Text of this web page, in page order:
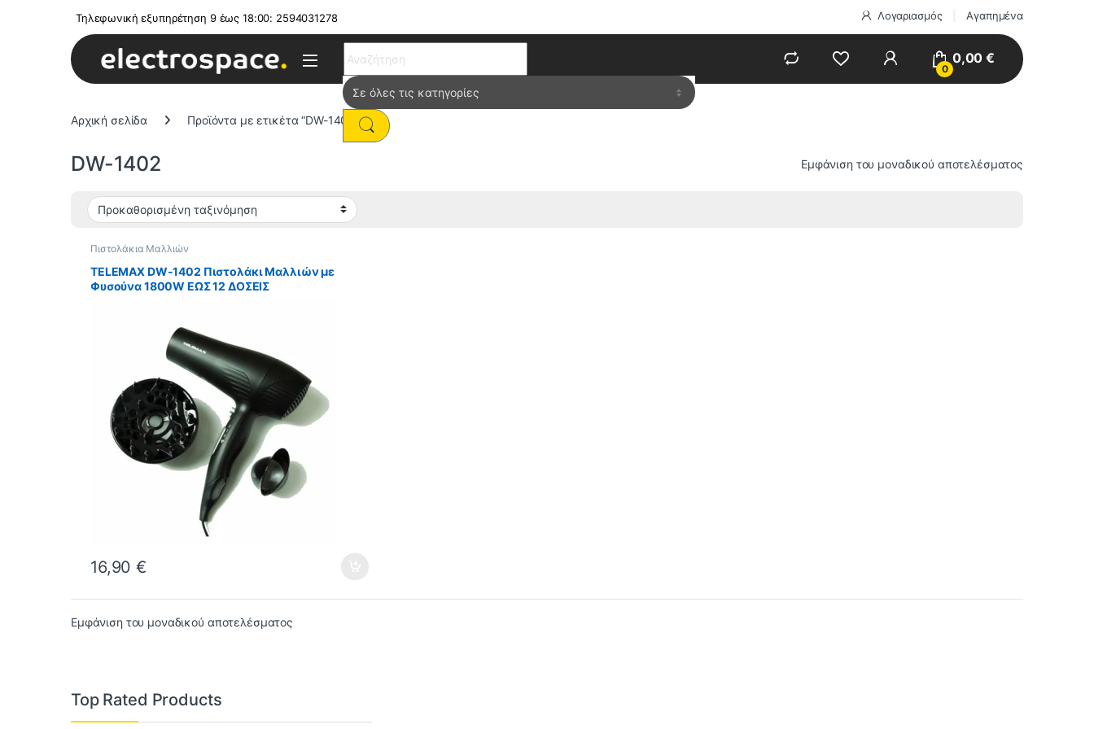
Τηλεφωνική εξυπηρέτηση 9 έως 18:00: 2594031278 Λογαριασμός Αγαπημένα
0
0,00€
Αρχική σελίδα Προϊόντα με ετικέτα “DW-1402”
DW-1402 Εμφάνιση του μοναδικού αποτελέσματος
Πιστολάκια Μαλλιών
TELEMAX DW-1402 Πιστολάκι Μαλλιών με
Φυσούνα 1800W ΕΩΣ 12 ΔΟΣΕΙΣ
16,90€
Εμφάνιση του μοναδικού αποτελέσματος
Top Rated Products